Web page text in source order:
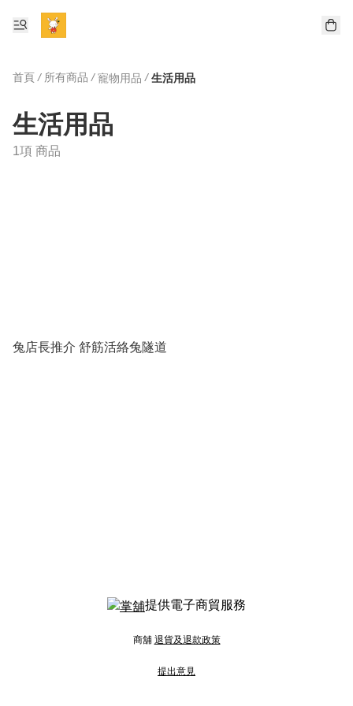
首頁 / 所有商品 / 寵物用品 / 生活用品
生活用品
1項 商品
兔店長推介 舒筋活絡兔隧道
提供電子商貿服務
商舖 退貨及退款政策
提出意見